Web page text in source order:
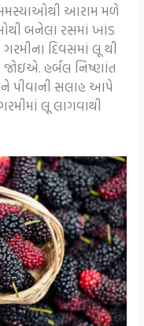
સમસ્યાઓથી આરામ મળે
બનેલા રસમાં ખાંડ
દિવસમાં લૂ થી
હર્બલ નિષ્ણાંત
પીવાની સલાહ આપે
લૂ લાગવાથી